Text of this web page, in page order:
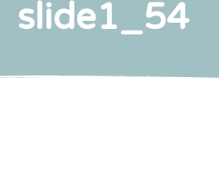
slide1_54